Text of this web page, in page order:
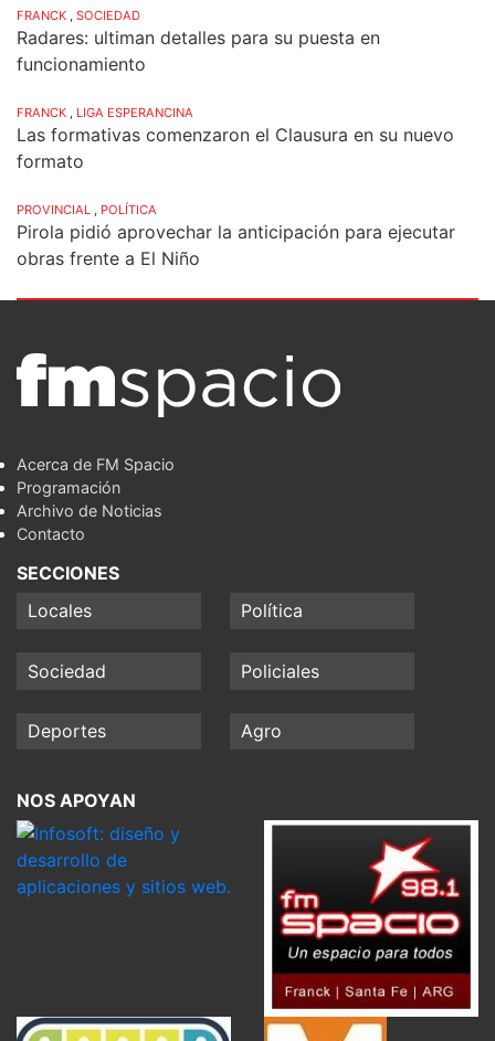
FRANCK SOCIEDAD
Radares: ultiman detalles para su puesta en
funcionamiento
FRANCK LIGA ESPERANCINA
Las formativas comenzaron el Clausura en su nuevo
formato
PROVINCIAL POLÍTICA
Pirola pidió aprovechar la anticipación para ejecutar
obras frente a El Niño
Acerca de FM Spacio
Programación
Archivo de Noticias
Contacto
SECCIONES
Locales
Política
Sociedad Policiales
Deportes Agro
NOS APOYAN